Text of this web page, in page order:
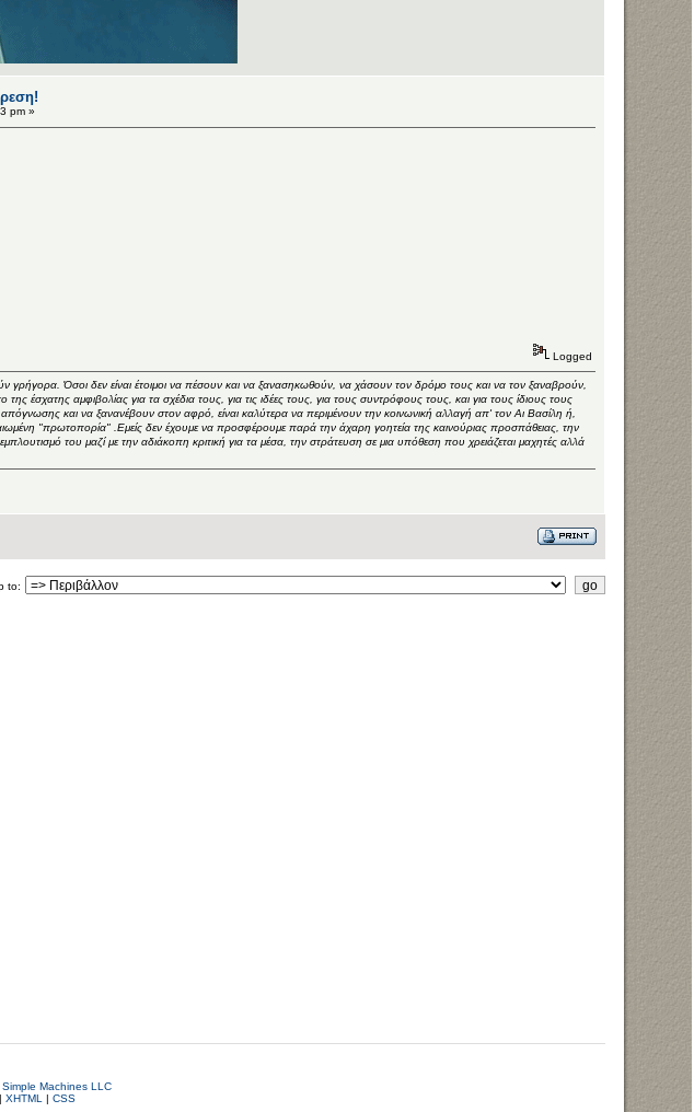
pm »
Logged
γρήγορα. Όσοι δεν είναι έτοιμοι να πέσουν και να ξανασηκωθούν, να χάσουν τον δρόμο τους και να τον ξαναβρούν,
έσχατης αμφιβολίας για τα σχέδια τους, για τις ιδέες τους, για τους συντρόφους τους, και για τους ίδιους τους
και να ξανανέβουν στον αφρό, είναι καλύτερα να περιμένουν την κοινωνική αλλαγή απ' τον Αι Βασίλη ή,
"πρωτοπορία" .Εμείς δεν έχουμε να προσφέρουμε παρά την άχαρη γοητεία της καινούριας προσπάθειας, την
του μαζί με την αδιάκοπη κριτική για τα μέσα, την στράτευση σε μια υπόθεση που χρειάζεται μαχητές αλλά
to:
Machines LLC
| XHTML | CSS